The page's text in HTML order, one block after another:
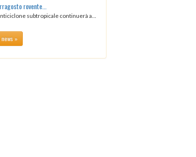
rovente...
subtropicale continuerà a...
»